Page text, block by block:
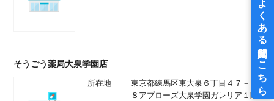
そうごう薬局大泉学園店
所在地
東京都練馬区東大泉６丁目４７－１
８アプローズ大泉学園ガレリア１階